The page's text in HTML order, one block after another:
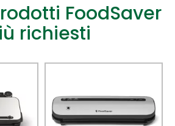
FoodSaver
richiesti